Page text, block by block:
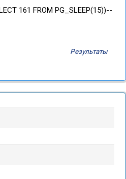
161 FROM PG_SLEEP(15))--
Результаты